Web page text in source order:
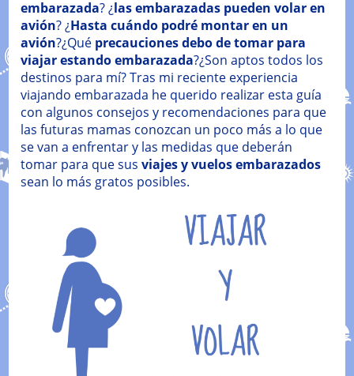
embarazada? ¿las embarazadas pueden volar en
avión? ¿Hasta cuándo podré montar en un
avión?¿Qué precauciones debo de tomar para
viajar estando embarazada?¿Son aptos todos los
destinos para mí? Tras mi reciente experiencia
viajando embarazada he querido realizar esta guía
con algunos consejos y recomendaciones para que
las futuras mamas conozcan un poco más a lo que
se van a enfrentar y las medidas que deberán
tomar para que sus viajes y vuelos embarazados
sean lo más gratos posibles.